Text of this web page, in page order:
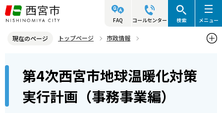
こ
の
ジ
頭
FAQ コールセンター 検索 メニュー
現在のページ トップページ
市政情報
第4次西宮市地球温暖化対策実行計画（事務事業編）
第4次西宮市地球温暖化対策
実行計画（事務事業編）